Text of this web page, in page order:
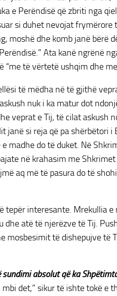
e Perëndisë që zbriti nga
si duhet nevojat frymërore
moshë dhe komb janë bërë
Ata kanë ngrënë
“me të vërtetë ushqim dhe
të mëdha në të gjithë
nuk i ka matur dot
veprat e Tij, të cilat askush
janë si reja që pa shërbëtori i
madhe do të duket. Në
në krahasim me
aq më të pasura do të
tepër interesante. Mrekullia
atë të njerëzve të Tij.
mosbesimit të dishepujve të
sundimi absolut që ka
mbi det,” sikur të ishte tokë e